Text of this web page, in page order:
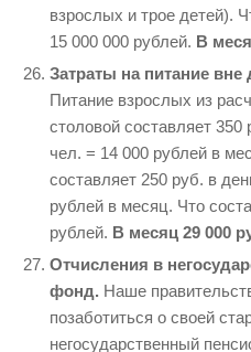
взрослых и трое детей).
15 000 000 рублей. В
Затраты на питание вне
Питание взрослых из
столовой составляет
чел. = 14 000 рублей в
составляет 250 руб. в
рублей в месяц. Что
рублей. В месяц 29 000
Отчисления в
фонд. Наше
позаботиться о своей
негосударственный